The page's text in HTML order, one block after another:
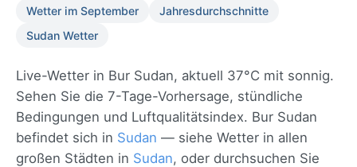
Wetter im September
Jahresdurchschnitte
Sudan Wetter
Live-Wetter in Bur Sudan, aktuell 37°C mit sonnig.
Sehen Sie die 7-Tage-Vorhersage, stündliche
Bedingungen und Luftqualitätsindex. Bur Sudan
befindet sich in Sudan — siehe Wetter in allen
großen Städten in Sudan, oder durchsuchen Sie